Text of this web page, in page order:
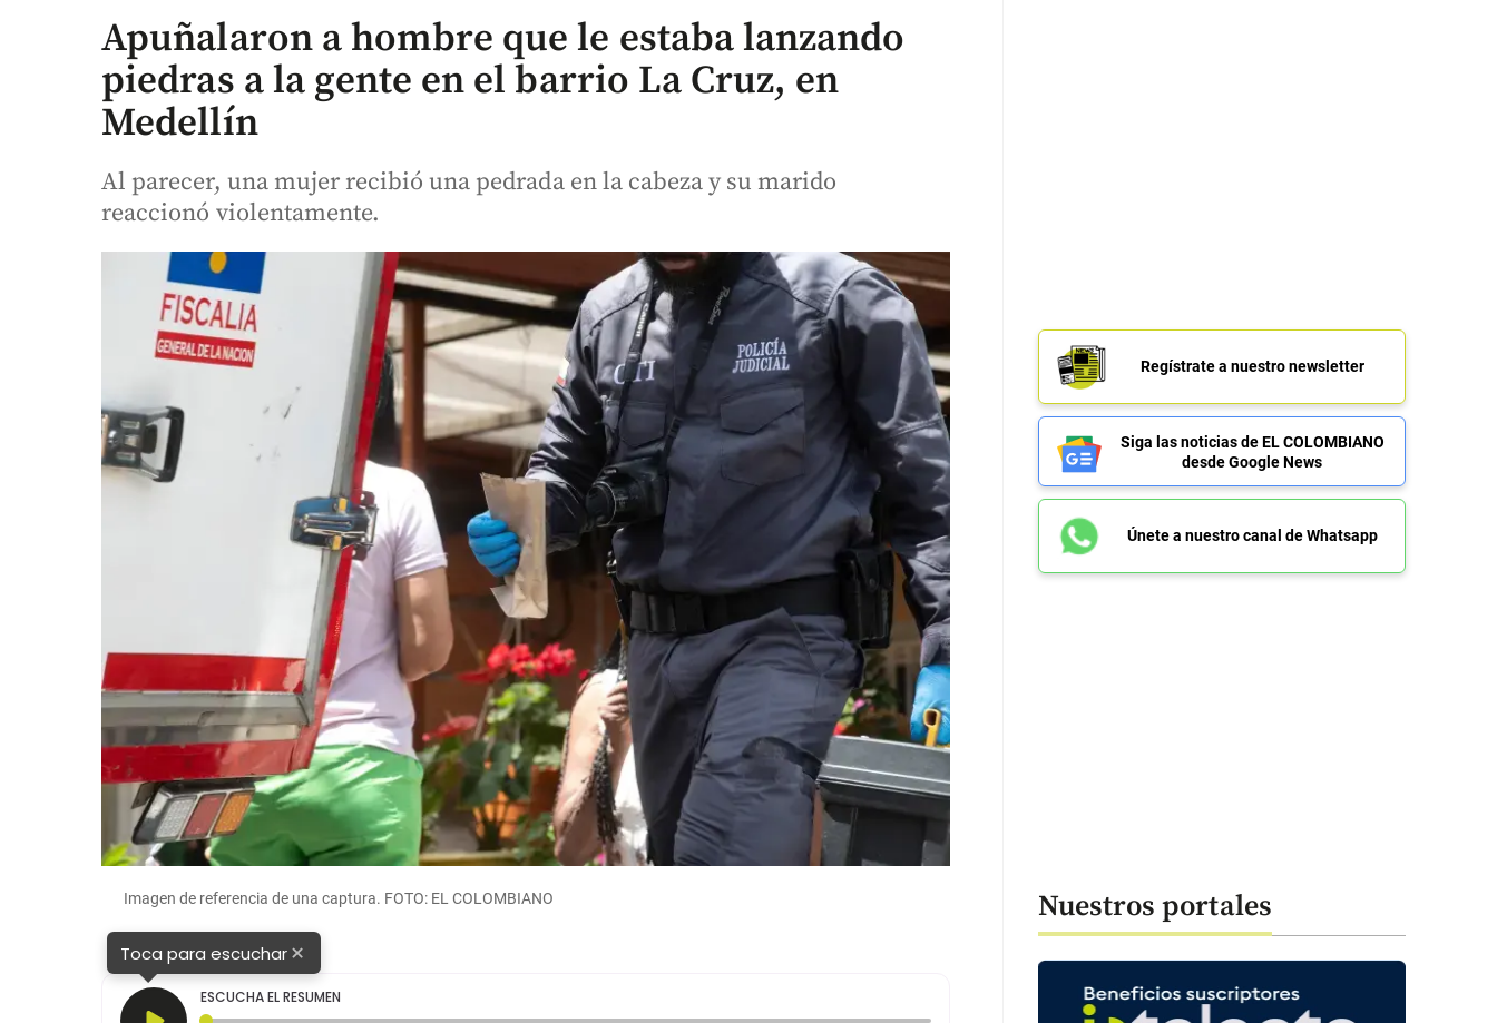
Apuñalaron a hombre que le estaba lanzando
piedras a la gente en el barrio La Cruz, en
Medellín
Al parecer, una mujer recibió una pedrada en la cabeza y su marido
reaccionó violentamente.
Imagen de referencia de una captura. FOTO: EL COLOMBIANO
Toca para escuchar×
ESCUCHA EL RESUMEN
Regístrate a nuestro newsletter
Siga las noticias de EL COLOMBIANO
desde Google News
Únete a nuestro canal de Whatsapp
Nuestros portales